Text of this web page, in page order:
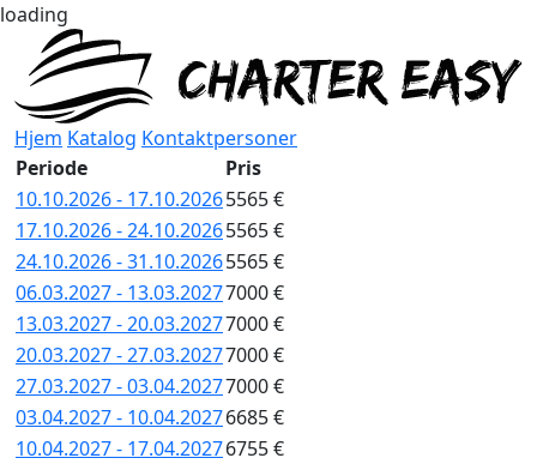
loading
Hjem Katalog Kontaktpersoner
Periode
Pris
10.10.2026 - 17.10.20265565 €
17.10.2026 - 24.10.20265565 €
24.10.2026 - 31.10.20265565 €
06.03.2027 - 13.03.20277000 €
13.03.2027 - 20.03.20277000 €
20.03.2027 - 27.03.20277000 €
27.03.2027 - 03.04.20277000 €
03.04.2027 - 10.04.20276685 €
10.04.2027 - 17.04.20276755 €